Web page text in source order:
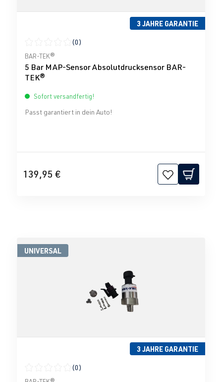
3 JAHRE GARANTIE
Durchschnittliche Bewertung von 0 von 5 Sternen
(0)
BAR-TEK®
5 Bar MAP-Sensor Absolutdrucksensor BAR-
TEK®
Sofort versandfertig!
Passt garantiert in dein Auto!
139,95 €
UNIVERSAL
3 JAHRE GARANTIE
Durchschnittliche Bewertung von 0 von 5 Sternen
(0)